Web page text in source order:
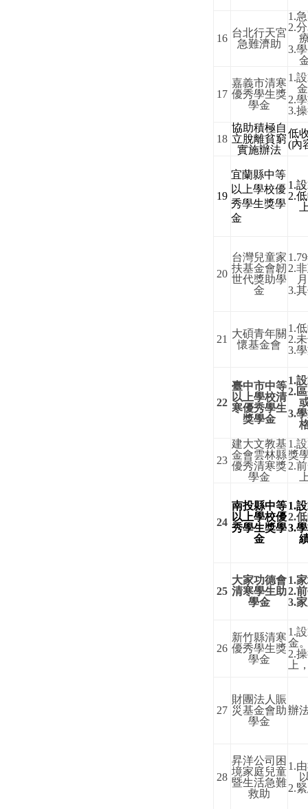
16 台北行天宮
急難濟助
1.
2.
3.
17
嘉義市清寒
優秀學生獎
學金
1.
2.
3.
18
協助積極自
立脫離貧窮
實施辦法
低
(內
19
宜蘭縣中等
以上學校優
秀學生獎學
金
1.
2.
20
台灣兒童家
扶基金會韌
世代獎助學
金
1.79
2.
月
3.
21 大碩青年關
懷基金會
1.
2.
3.
22
臺中市中等
以上學校清
寒優秀學生
獎學金
1.
2.
3.
23
建大文教基
金會雲林縣
優秀清寒獎
學金
1.
獎
2.
24
南投縣中等
以上學校優
秀學生獎學
金
1.
2.
3.
25
大家功德會
清寒學生助
學金
1.
2.
3.
26
新竹縣清寒
優秀學生獎
學金
1.
金
2.
上
27
財團法人賑
災基金會助
學金
辦
28
昇洋公司困
境家庭兒童
暨生活急難
救助
1.
2.